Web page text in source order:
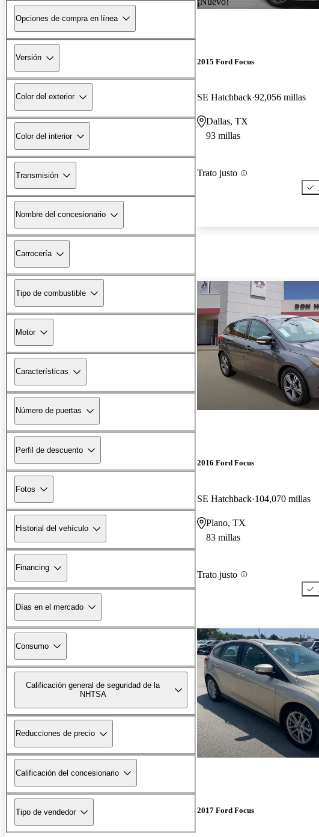
Opciones de compra en línea
Versión
Color del exterior
Color del interior
Transmisión
Nombre del concesionario
Carrocería
Tipo de combustible
Motor
Características
Número de puertas
Perfil de descuento
Fotos
Historial del vehículo
Financing
Días en el mercado
Consumo
Calificación general de seguridad de la
NHTSA
Reducciones de precio
Calificación del concesionario
Tipo de vendedor
2015 Ford Focus
SE Hatchback 92,056 millas
Dallas, TX
93 millas
Trato justo
2016 Ford Focus
SE Hatchback 104,070 millas
Plano, TX
83 millas
Trato justo
2017 Ford Focus